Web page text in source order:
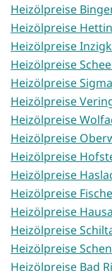
Heizölpreise
Heizölpreise
Heizölpreise
Heizölpreise
Heizölpreise
Heizölpreise
Heizölpreise
Heizölpreise
Heizölpreise
Heizölpreise
Heizölpreise
Heizölpreise
Heizölpreise
Heizölpreise
Heizölpreise Bad